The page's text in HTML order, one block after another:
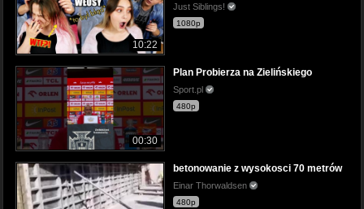
10:22
Just Siblings!
1080p
00:30
Plan Probierza na Zielińskiego
Sport.pl
480p
betonowanie z wysokosci 70 metrów
Einar Thorwaldsen
480p